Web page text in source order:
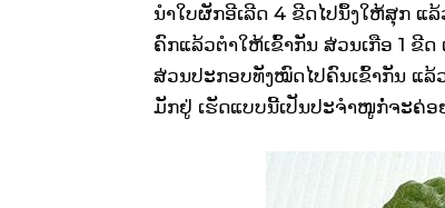
ນຳໃບຜັກອີເລີດ 4 ຂີດໄປນຶ້ງໃຫ້ສຸກ ແ
ຄົກແລ້ວຕຳໃຫ້ເຂົ້າກັນ ສ່ວນເກືອ 1 ຂີ
ສ່ວນປະກອບທັງໝົດໄປຄົນເຂົ້າກັນ ແ
ມັກຢູ່ ເຮັດແບບນີ້ເປັນປະຈຳໜູກໍ່ຈະຄ່ອ